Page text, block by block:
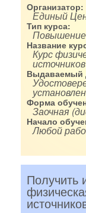
Организатор:
Единый
Тип курса:
Название
Курс
источников
Выдаваемый
Форма
Заочная
Начало
Любой
Получить